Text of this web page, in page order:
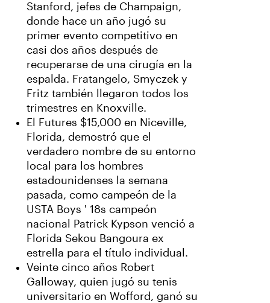
Stanford, jefes de Champaign,
donde hace un año jugó su
primer evento competitivo en
casi dos años después de
recuperarse de una cirugía en la
espalda. Fratangelo, Smyczek y
Fritz también llegaron todos los
trimestres en Knoxville.
El Futures $15,000 en Niceville,
Florida, demostró que el
verdadero nombre de su entorno
local para los hombres
estadounidenses la semana
pasada, como campeón de la
USTA Boys ' 18s campeón
nacional Patrick Kypson venció a
Florida Sekou Bangoura ex
estrella para el título individual.
Veinte cinco años Robert
Galloway, quien jugó su tenis
universitario en Wofford, ganó su